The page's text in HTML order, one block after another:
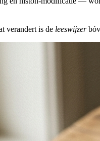
verandert is de leeswijzer